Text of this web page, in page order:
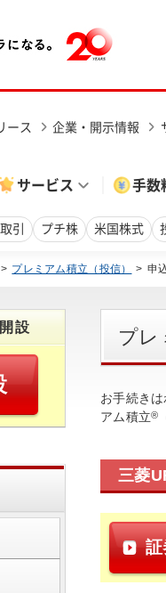
ース 企業・開示情報
サービス 手数
引 プチ株 米国株式
プレミアム積立（投信） 申
プレ
お手続き
アム積立®
三菱
証
設